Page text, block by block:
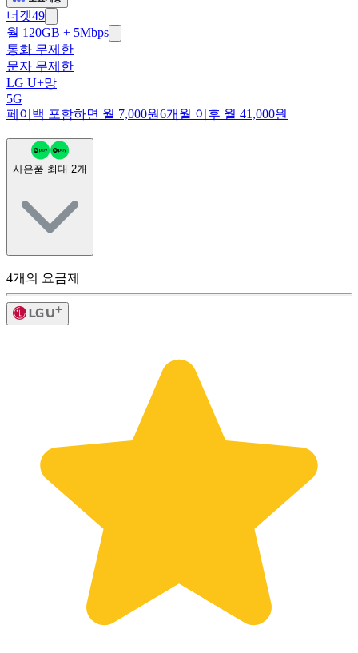
너겟49
월 120GB + 5Mbps
통화 무제한
문자 무제한
LG U+망
5G
페이백 포함하면 월 7,000원6개월 이후 월 41,000원
사은품 최대 2개
4개의 요금제